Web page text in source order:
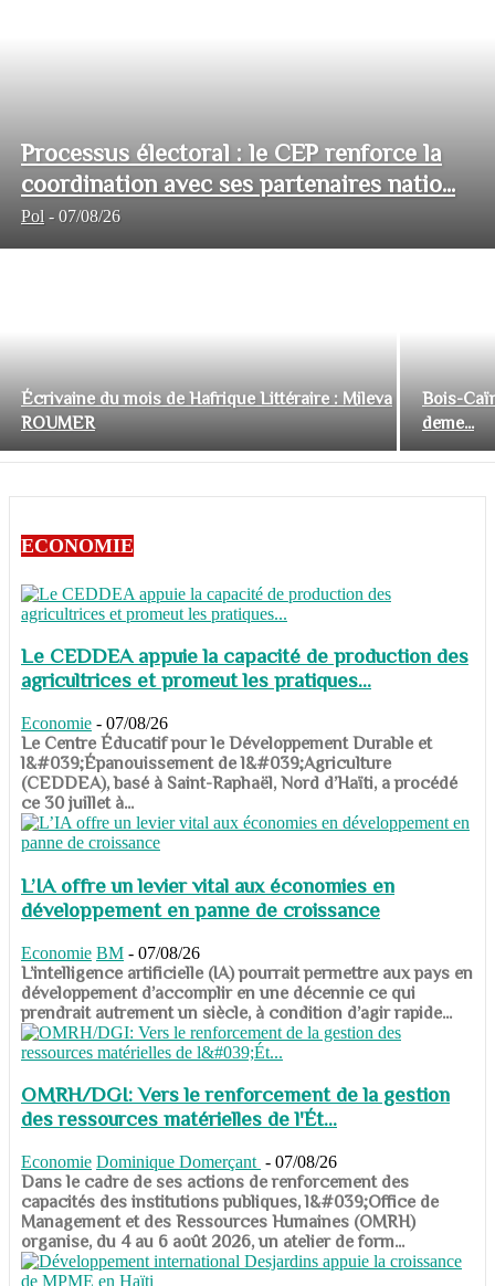
Processus électoral : le CEP renforce la
coordination avec ses partenaires natio...
Pol - 07/08/26
Écrivaine du mois de Hafrique Littéraire : Mileva
ROUMER
Bois-
deme...
ECONOMIE
Le CEDDEA appuie la capacité de production des
agricultrices et promeut les pratiques...
Economie - 07/08/26
​​​​​​​Le Centre Éducatif pour le Développement Durable et
l&#039;Épanouissement de l&#039;Agriculture
(CEDDEA), basé à Saint-Raphaël, Nord d’Haïti, a procédé
ce 30 juillet à...
L’IA offre un levier vital aux économies en
développement en panne de croissance
Economie BM - 07/08/26
​​​​​​​L’intelligence artificielle (IA) pourrait permettre aux pays en
développement d’accomplir en une décennie ce qui
prendrait autrement un siècle, à condition d’agir rapide...
OMRH/DGI: Vers le renforcement de la gestion
des ressources matérielles de l'Ét...
Economie Dominique Domerçant - 07/08/26
Dans le cadre de ses actions de renforcement des
capacités des institutions publiques, l&#039;Office de
Management et des Ressources Humaines (OMRH)
organise, du 4 au 6 août 2026, un atelier de form...